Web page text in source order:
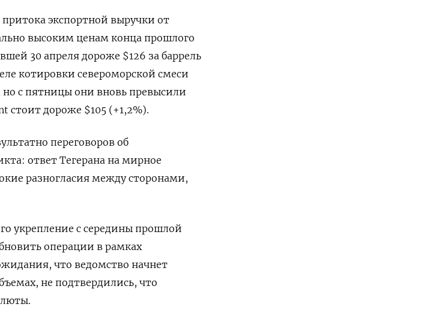
экспортной выручки от
высоким ценам конца прошлого
30 апреля дороже $126 за баррель
котировки североморской смеси
но с пятницы они вновь превысили
стоит дороже $105 (+1,2%).
переговоров об
ответ Тегерана на мирное
разногласия между сторонами,
укрепление с середины прошлой
операции в ​рамках
⁠что ведомство начнет
не подтвердились, что